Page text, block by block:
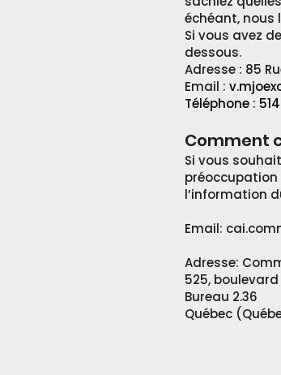
échéant, nous
Si vous avez
dessous.
Adresse : 85
Email :
Téléphone :
Comment
Si vous
préoccupation
l’information
Email:
Adresse:
525, boulevard
Bureau 2.36
Québec